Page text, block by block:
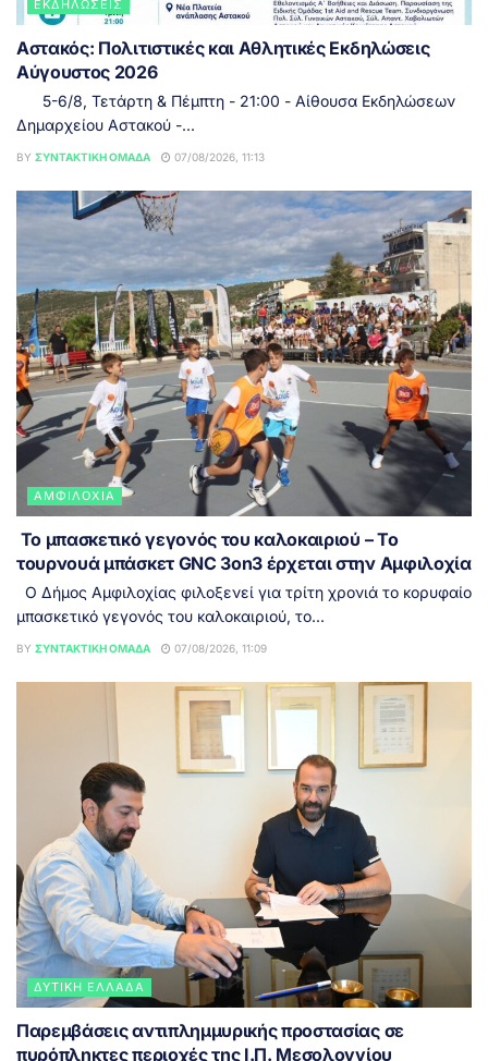
ΕΚΔΗΛΏΣΕΙΣ
Αστακός: Πολιτιστικές και Αθλητικές Εκδηλώσεις
Αύγουστος 2026
5-6/8, Τετάρτη & Πέμπτη - 21:00 - Αίθουσα Εκδηλώσεων
Δημαρχείου Αστακού -...
BY ΣΥΝΤΑΚΤΙΚΉ ΟΜΆΔΑ 07/08/2026, 11:13
ΑΜΦΙΛΟΧΊΑ
Το μπασκετικό γεγονός του καλοκαιριού – Το
τουρνουά μπάσκετ GNC 3on3 έρχεται στην Αμφιλοχία
Ο Δήμος Αμφιλοχίας φιλοξενεί για τρίτη χρονιά το κορυφαίο
μπασκετικό γεγονός του καλοκαιριού, το...
BY ΣΥΝΤΑΚΤΙΚΉ ΟΜΆΔΑ 07/08/2026, 11:09
ΔΥΤΙΚΉ ΕΛΛΆΔΑ
Παρεμβάσεις αντιπλημμυρικής προστασίας σε
πυρόπληκτες περιοχές της Ι.Π. Μεσολογγίου